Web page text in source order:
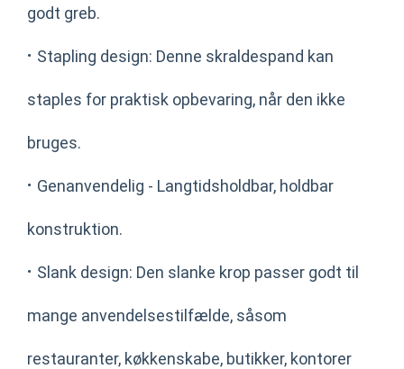
godt greb.
· Stapling design: Denne skraldespand kan
staples for praktisk opbevaring, når den ikke
bruges.
· Genanvendelig - Langtidsholdbar, holdbar
konstruktion.
· Slank design: Den slanke krop passer godt til
mange anvendelsestilfælde, såsom
restauranter, køkkenskabe, butikker, kontorer